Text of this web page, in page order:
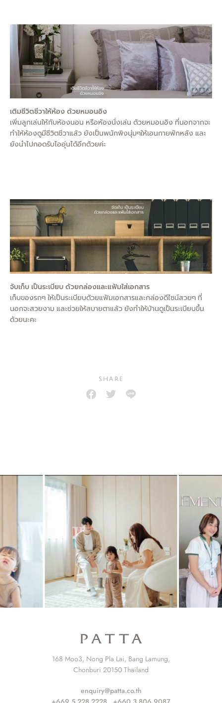
เติมชีวิตชีวาให้ห้อง ด้วยหมอนอิง
เพิ่มลูกเล่นให้กับห้องนอน หรือห้องนั่งเล่น ด้วยหมอนอิง ที่นอกจากจะ
ทำให้ห้องดูมีชีวิตชีวาแล้ว ยังเป็นพนักพิงนุ่มๆให้เอนกายพักหลัง และ
ยังนำไปกอดรับไออุ่นได้อีกด้วยค่ะ
จับเก็บ เป็นระเบียบ ด้วยกล่องและแฟ้มใส่เอกสาร
เก็บของรกๆ ให้เป็นระเบียบด้วยแฟ้มเอกสารและกล่องดีไซน์สวยๆ ที่
นอกจะสวยงาม และช่วยให้สบายตาแล้ว ยังทำให้บ้านดูเป็นระเบียบขึ้น
ด้วยนะคะ
SHARE
168 Moo3, Nong Pla Lai, Bang Lamung,
Chonburi 20150 Thailand
enquiry@patta.co.th